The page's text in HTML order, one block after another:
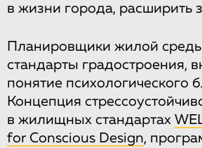
в жизни города, расширить
Планировщики жилой
стандарты градостроения,
понятие психологического
Концепция
в жилищных стандартах
for Conscious Design,